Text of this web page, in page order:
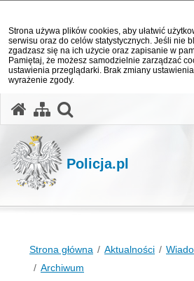
Strona używa plików cookies, aby ułatwić
serwisu oraz do celów statystycznych. Jeśli nie
zgadzasz się na ich użycie oraz zapisanie w
Pamiętaj, że możesz samodzielnie zarządzać
ustawienia przeglądarki. Brak zmiany
wyrażenie zgody.
Policja.pl
Strona główna Aktualności
Archiwum